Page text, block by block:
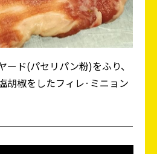
ド(パセリパン粉)をふり、
胡椒をしたフィレ·ミニョン